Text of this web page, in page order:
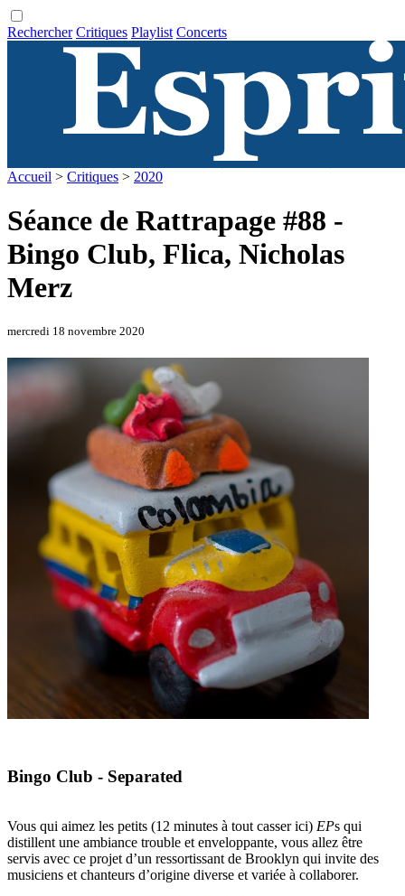
Rechercher Critiques Playlist Concerts
Accueil > Critiques > 2020
Séance de Rattrapage #88 -
Bingo Club, Flica, Nicholas
Merz
mercredi 18 novembre 2020
Bingo Club - Separated
Vous qui aimez les petits (12 minutes à tout casser ici) EPs qui
distillent une ambiance trouble et enveloppante, vous allez être
servis avec ce projet d’un ressortissant de Brooklyn qui invite des
musiciens et chanteurs d’origine diverse et variée à collaborer.